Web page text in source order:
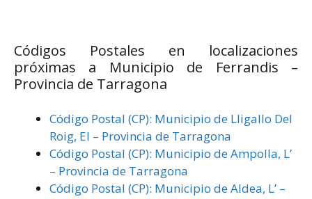
Códigos Postales en localizaciones
próximas a Municipio de Ferrandis –
Provincia de Tarragona
Código Postal (CP): Municipio de Lligallo Del
Roig, El – Provincia de Tarragona
Código Postal (CP): Municipio de Ampolla, L’
– Provincia de Tarragona
Código Postal (CP): Municipio de Aldea, L’ –